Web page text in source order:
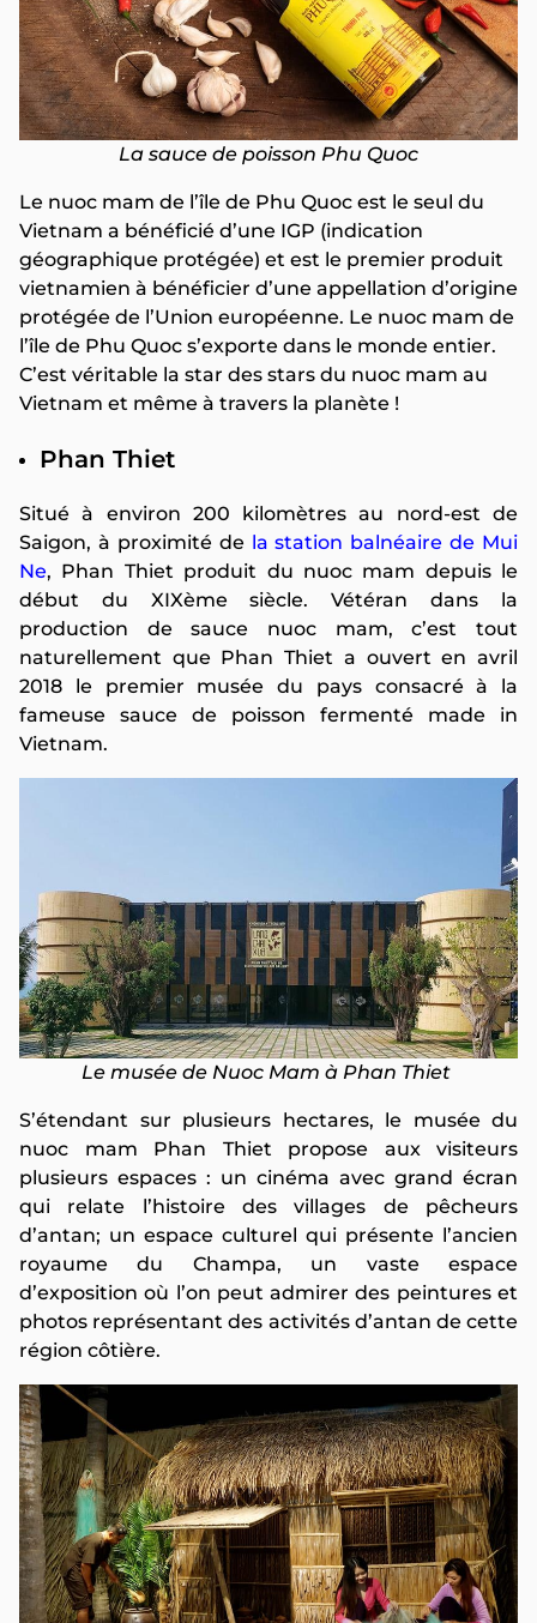
La sauce de poisson Phu Quoc
Le nuoc mam de l’île de Phu Quoc est le seul du
Vietnam a bénéficié d’une IGP (indication
géographique protégée) et est le premier produit
vietnamien à bénéficier d’une appellation d’origine
protégée de l’Union européenne. Le nuoc mam de
l’île de Phu Quoc s’exporte dans le monde entier.
C’est véritable la star des stars du nuoc mam au
Vietnam et même à travers la planète !
Phan Thiet
Situé à environ 200 kilomètres au nord-est de
Saigon, à proximité de la station balnéaire de Mui
Ne, Phan Thiet produit du nuoc mam depuis le
début du XIXème siècle. Vétéran dans la
production de sauce nuoc mam, c’est tout
naturellement que Phan Thiet a ouvert en avril
2018 le premier musée du pays consacré à la
fameuse sauce de poisson fermenté made in
Vietnam.
Le musée de Nuoc Mam à Phan Thiet
S’étendant sur plusieurs hectares, le musée du
nuoc mam Phan Thiet propose aux visiteurs
plusieurs espaces : un cinéma avec grand écran
qui relate l’histoire des villages de pêcheurs
d’antan; un espace culturel qui présente l’ancien
royaume du Champa, un vaste espace
d’exposition où l’on peut admirer des peintures et
photos représentant des activités d’antan de cette
région côtière.